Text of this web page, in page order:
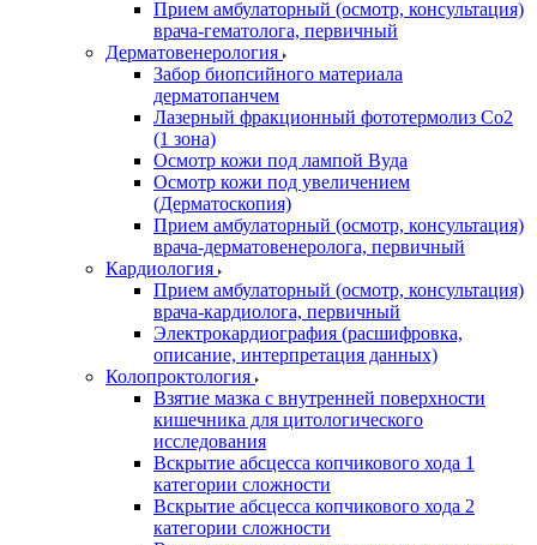
Прием амбулаторный (осмотр, консультация)
врача-гематолога, первичный
Дерматовенерология
Забор биопсийного материала
дерматопанчем
Лазерный фракционный фототермолиз Со2
(1 зона)
Осмотр кожи под лампой Вуда
Осмотр кожи под увеличением
(Дерматоскопия)
Прием амбулаторный (осмотр, консультация)
врача-дерматовенеролога, первичный
Кардиология
Прием амбулаторный (осмотр, консультация)
врача-кардиолога, первичный
Электрокардиография (расшифровка,
описание, интерпретация данных)
Колопроктология
Взятие мазка с внутренней поверхности
кишечника для цитологического
исследования
Вскрытие абсцесса копчикового хода 1
категории сложности
Вскрытие абсцесса копчикового хода 2
категории сложности